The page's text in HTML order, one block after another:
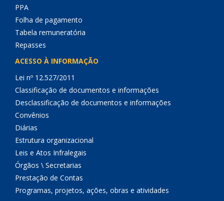
PPA
Folha de pagamento
Tabela remuneratória
Repasses
ACESSO À INFORMAÇÃO
Lei nº 12.527/2011
Classificação de documentos e informações
Desclassificação de documentos e informações
Convênios
Diárias
Estrutura organizacional
Leis e Atos Infralegais
Órgãos \ Secretarias
Prestação de Contas
Programas, projetos, ações, obras e atividades